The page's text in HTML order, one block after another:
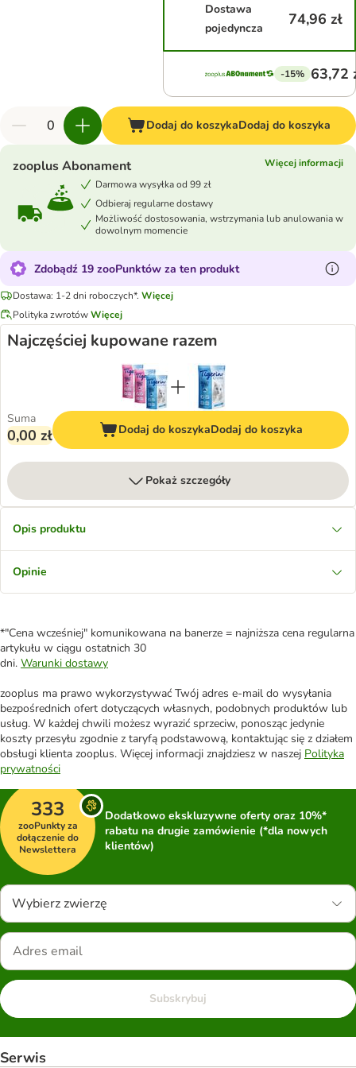
Dostawa
pojedyncza
74,96 zł
-15% 63,72
Dodaj do koszykaDodaj do koszyka
zooplus Abonament
Więcej informacji
Darmowa wysyłka od 99 zł
Odbieraj regularne dostawy
Możliwość dostosowania, wstrzymania lub anulowania w
dowolnym momencie
Zdobądź 19 zooPunktów za ten produkt
Dostawa: 1-2 dni roboczych*. Więcej
Polityka zwrotówWięcej
Najczęściej kupowane razem
Suma
0,00 zł Dodaj do koszykaDodaj do koszyka
Pokaż szczegóły
Opis produktu
Opinie
*"Cena wcześniej" komunikowana na banerze = najniższa cena regularna
artykułu w ciągu ostatnich 30
dni. Warunki dostawy
zooplus ma prawo wykorzystywać Twój adres e-mail do wysyłania
bezpośrednich ofert dotyczących własnych, podobnych produktów lub
usług. W każdej chwili możesz wyrazić sprzeciw, ponosząc jedynie
koszty przesyłu zgodnie z taryfą podstawową, kontaktując się z działem
obsługi klienta zooplus. Więcej informacji znajdziesz w naszej Polityka
prywatności
333
zooPunkty za
dołączenie do
Newslettera
Dodatkowo ekskluzywne oferty oraz 10%*
rabatu na drugie zamówienie (*dla nowych
klientów)
Wybierz zwierzę
Subskrybuj
Serwis